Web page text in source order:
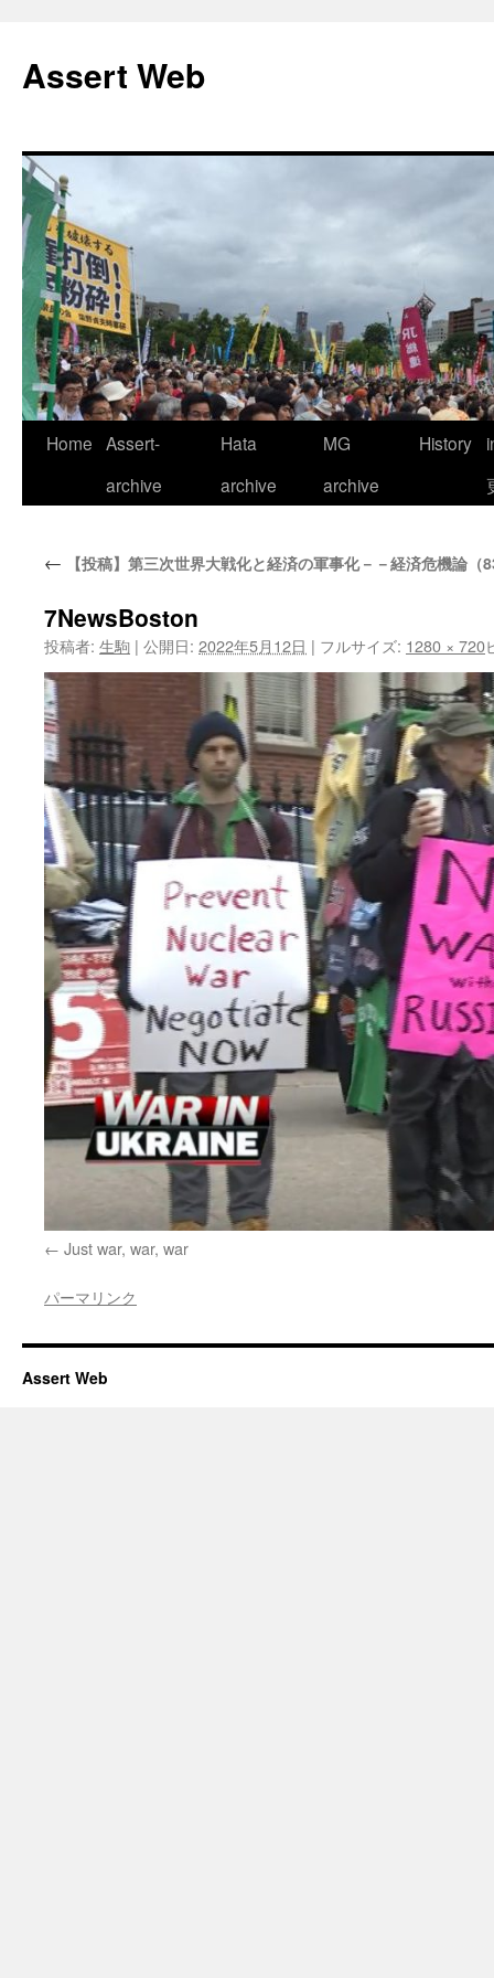
テ
ン
ス
キ
ッ
プ
Assert Web
Home Assert-
archive
Hata
archive
MG
archive
History
← 【投稿】第三次世界大戦化と経済の軍事化－－経済危機論（
7NewsBoston
投稿者: 生駒 | 公開日: 2022年5月12日 | フルサイズ: 1280 × 720
Just war, war, war
パーマリンク
Assert Web